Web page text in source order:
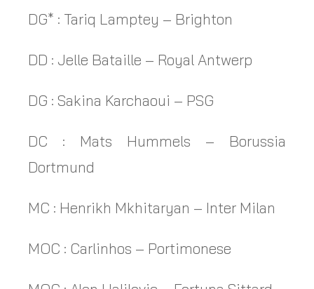
DG* : Tariq Lamptey – Brighton
DD : Jelle Bataille – Royal Antwerp
DG : Sakina Karchaoui – PSG
DC : Mats Hummels – Borussia
Dortmund
MC : Henrikh Mkhitaryan – Inter Milan
MOC : Carlinhos – Portimonese